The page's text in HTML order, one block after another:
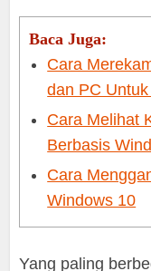
Baca Juga:
Cara
dan PC
Cara Melihat
Berbasis
Cara
Windows 10
Yang paling